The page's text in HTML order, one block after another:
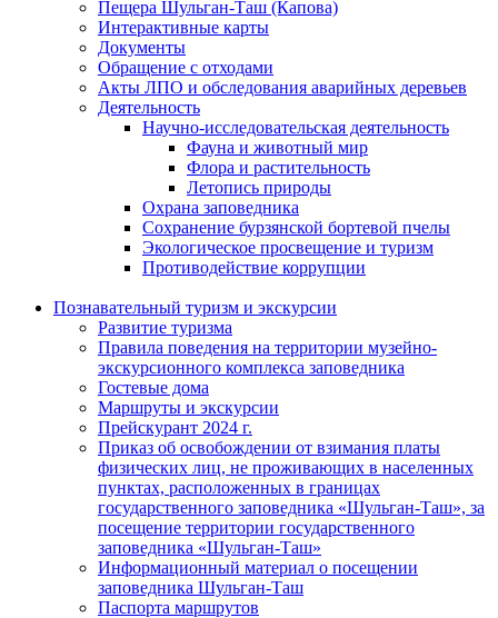
Пещера Шульган-Таш (Капова)
Интерактивные карты
Документы
Обращение с отходами
Акты ЛПО и обследования аварийных деревьев
Деятельность
Научно-исследовательская деятельность
Фауна и животный мир
Флора и растительность
Летопись природы
Охрана заповедника
Сохранение бурзянской бортевой пчелы
Экологическое просвещение и туризм
Противодействие коррупции
Познавательный туризм и экскурсии
Развитие туризма
Правила поведения на территории музейно-
экскурсионного комплекса заповедника
Гостевые дома
Маршруты и экскурсии
Прейскурант 2024 г.
Приказ об освобождении от взимания платы
физических лиц, не проживающих в населенных
пунктах, расположенных в границах
государственного заповедника «Шульган-Таш», за
посещение территории государственного
заповедника «Шульган-Таш»
Информационный материал о посещении
заповедника Шульган-Таш
Паспорта маршрутов